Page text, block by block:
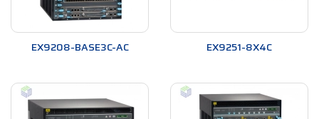
EX9208-BASE3C-AC EX9251-8X4C